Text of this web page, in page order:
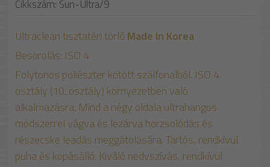
Cikkszám: Sun-Ultra/9
Ultraclean tisztatéri törlőMade In Korea
Besorolás: ISO 4
Folytonos poliészter kötött szálfonalból. ISO 4.
osztály (10. osztály) környezetben való
alkalmazásra. Mind a négy oldala ultrahangos
módszerrel vágva és lezárva horzsolódás és
részecske leadás meggátolására. Tartós, rendkívül
puha és kopásálló. Kiváló nedvszívás, rendkívül